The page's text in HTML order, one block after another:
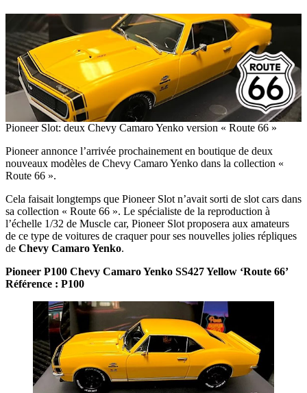
Pioneer Slot: deux Chevy Camaro Yenko version « Route 66 »
Pioneer annonce l’arrivée prochainement en boutique de deux
nouveaux modèles de Chevy Camaro Yenko dans la collection «
Route 66 ».
Cela faisait longtemps que Pioneer Slot n’avait sorti de slot cars dans
sa collection « Route 66 ». Le spécialiste de la reproduction à
l’échelle 1/32 de Muscle car, Pioneer Slot proposera aux amateurs
de ce type de voitures de craquer pour ses nouvelles jolies répliques
de Chevy Camaro Yenko.
Pioneer P100 Chevy Camaro Yenko SS427 Yellow ‘Route 66’
Référence : P100